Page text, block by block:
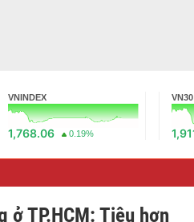
VNINDEX
1,768.06 0.19%
VN30
ở TP.HCM: Tiêu hơn